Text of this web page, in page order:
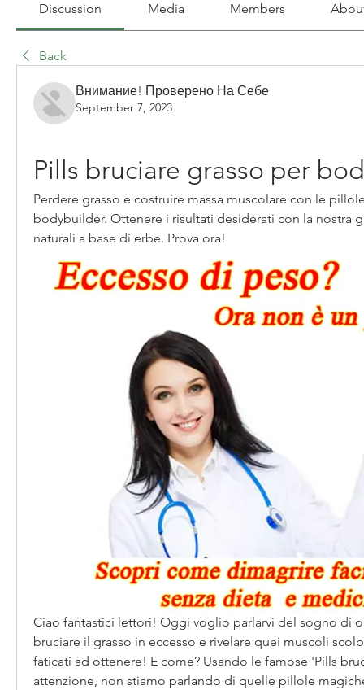
Discussion Media Members
Back
Внимание! Проверено На Себе
September 7, 2023
Pills bruciare grasso per
Perdere grasso e costruire massa muscolare con le
bodybuilder. Ottenere i risultati desiderati con la nostra
naturali a base di erbe. Prova ora!
Ciao fantastici lettori! Oggi voglio parlarvi del sogno di
bruciare il grasso in eccesso e rivelare quei muscoli
faticati ad ottenere! E come? Usando le famose 'Pills
attenzione, non stiamo parlando di quelle pillole